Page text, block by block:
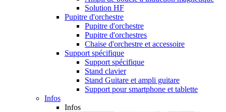
Solution HF
Pupitre d'orchestre
Pupitre d'orchestre
Pupitre d'orchestres
Chaise d'orchestre et accessoire
Support spécifique
Support spécifique
Stand clavier
Stand Guitare et ampli guitare
Support pour smartphone et tablette
Infos
Infos